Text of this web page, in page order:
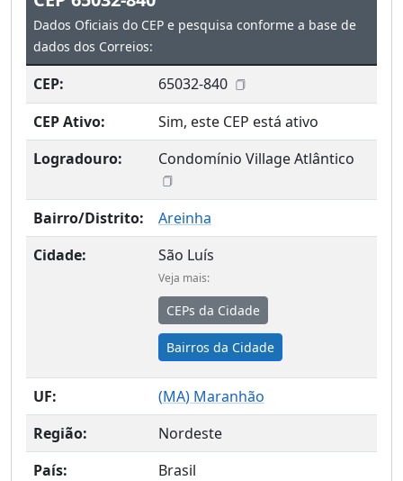
Dados Oficiais do CEP e pesquisa conforme a base de
dados dos Correios:
CEP:
65032-840
CEP Ativo:
Sim, este CEP está ativo
Logradouro:
Condomínio Village Atlântico
Bairro/Distrito:
Areinha
Cidade:
São Luís
Veja mais:
CEPs da Cidade
Bairros da Cidade
UF: (MA) Maranhão
Região:
Nordeste
País:
Brasil